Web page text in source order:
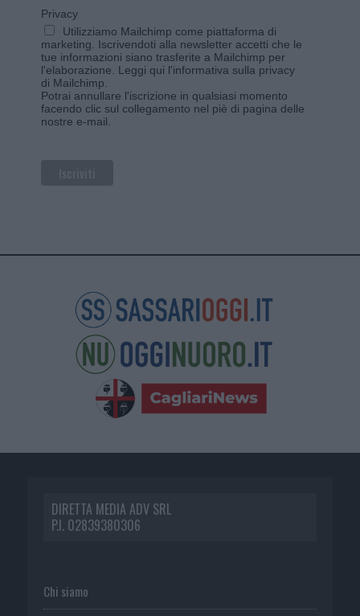
Privacy
Utilizziamo Mailchimp come piattaforma di
marketing. Iscrivendoti alla newsletter accetti che le
tue informazioni siano trasferite a Mailchimp per
l'elaborazione. Leggi qui l'informativa sulla privacy
di Mailchimp
Potrai annullare l'iscrizione in qualsiasi momento
facendo clic sul collegamento nel piè di pagina delle
nostre e-mail.
DIRETTA MEDIA ADV SRL
P.I. 02839380306
Chi siamo